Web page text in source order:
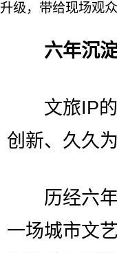
升级，带给现场观
六年沉
文旅IP的
创新、久久为
历经六年
一场城市文